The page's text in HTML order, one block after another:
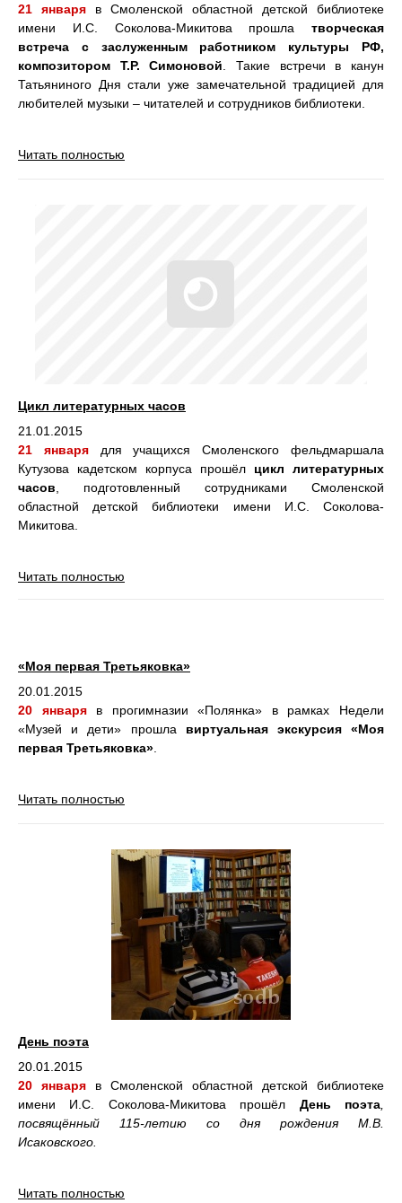
21 января в Смоленской областной детской библиотеке
имени И.С. Соколова-Микитова прошла
творческая
встреча с заслуженным работником культуры РФ,
композитором Т.Р. Симоновой . Такие встречи в канун
Татьяниного Дня стали уже замечательной традицией для
любителей музыки – читателей и сотрудников библиотеки.
Читать полностью
Цикл литературных часов
21.01.2015
21 январядля учащихся Смоленского фельдмаршала
Кутузова кадетском корпуса прошёл цикл литературных
часов , подготовленный сотрудниками Смоленской
областной детской библиотеки имени И.С. Соколова-
Микитова.
Читать полностью
«Моя первая Третьяковка»
20.01.2015
20 январяв прогимназии «Полянка» в рамках Недели
«Музей и дети» прошла виртуальная экскурсия «Моя
первая Третьяковка».
Читать полностью
День поэта
20.01.2015
20 января в Смоленской областной детской библиотеке
имени И.С. Соколова-Микитова прошёл День поэта,
посвящённый 115-летию со дня рождения М.В.
Исаковского.
Читать полностью